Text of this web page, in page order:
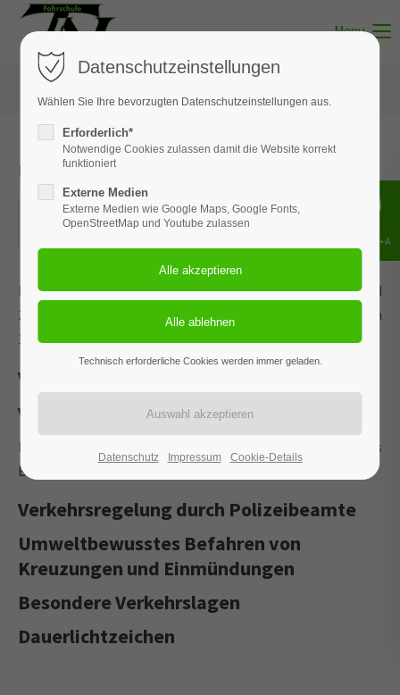
Menu
Unterricht - Thema 06
01.07.2025
Dieses Ereignis wird an den Terminen 17.02.2026, 07.04.2026 und
28.05.2026 wiederholt. Das nächste Ereignis findet statt am
11.05.2022. bis zum 28.05.2026.
Verkehrsregelungen
Verkehrsregelungen durch Lichtzeichen
Rot, Rot-Gelb, Grün, Gelb, Anhalten oder Weiterfahren, Gelbes
Blinklicht, 2-Farben-Ampel, Grünpfeil.
Verkehrsregelung durch Polizeibeamte
Umweltbewusstes Befahren von
Kreuzungen und Einmündungen
Besondere Verkehrslagen
Dauerlichtzeichen
Datenschutzeinstellungen
Wählen Sie Ihre bevorzugten Datenschutzeinstellungen aus.
Erforderlich*
Notwendige Cookies zulassen damit die Website korrekt
funktioniert
Externe Medien
Externe Medien wie Google Maps, Google Fonts,
OpenStreetMap und Youtube zulassen
Technisch erforderliche Cookies werden immer geladen.
Datenschutz Impressum Cookie-Details
Shift+Alt+A